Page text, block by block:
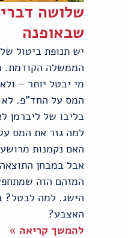
שלושה
שבאופנה
יש תנופת ביטול
הממשלה הקודמת.
מי יבטל יותר –
המס על החד"פ. לא
בליבו של ליברמן
למה גזר את המס
האם נקמנות
אבל במבחן
המזהם הזה
הישג. למה לבטל?
האצבע?
להמשך קריאה »